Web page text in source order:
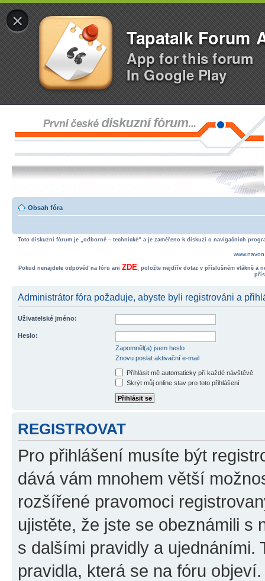
×
Tapatalk Forum
App for this forum
In Google Play
Obsah fóra
Toto diskuzní fórum je „odborně – technické“ a je zaměřeno k diskuzi o navigačních
Pokud nenajdete odpověď na fóru ani ZDE, položte nejdřív dotaz v příslušném vlákně a
Administrátor fóra požaduje, abyste byli registrováni a
Uživatelské jméno:
Heslo:
Zapomněl(a) jsem heslo
Znovu poslat aktivační e-mail
Přihlásit mě automaticky při každé návštěvě
Skrýt můj online stav pro toto přihlášení
REGISTROVAT
Pro přihlášení musíte být
dává vám mnohem větší
rozšířené pravomoci
ujistěte, že jste se obeznámili s
s dalšími pravidly a ujednáními.
pravidla, která se na fóru objeví.